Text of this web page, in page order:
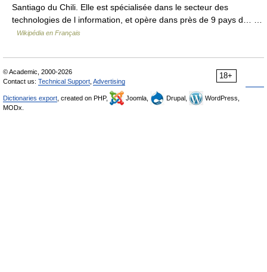
Santiago du Chili. Elle est spécialisée dans le secteur des
technologies de l information, et opère dans près de 9 pays d… …
Wikipédia en Français
18+
© Academic, 2000-2026
Contact us: Technical Support Advertising
Dictionaries export , created on PHP, Joomla, Drupal,
WordPress,
MODx.